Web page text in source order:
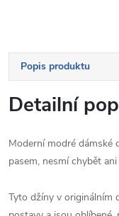
Popis produktu
Detailní
Moderní modré dámské
pasem, nesmí chybět
Tyto džíny v originálním